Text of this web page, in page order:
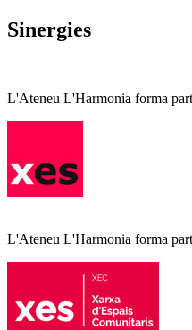
Sinergies
L'Ateneu L'Harmonia forma
L'Ateneu L'Harmonia forma